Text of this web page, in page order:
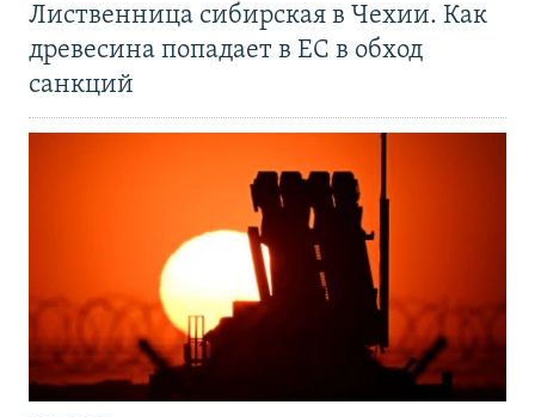
Лиственница сибирская в Чехии. Как
древесина попадает в ЕС в обход
санкций